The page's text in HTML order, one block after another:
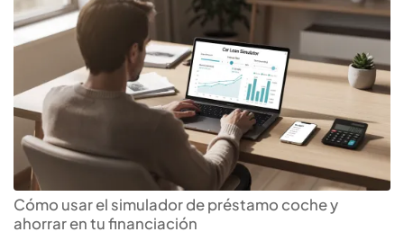
Cómo usar el simulador de préstamo coche y
ahorrar en tu financiación